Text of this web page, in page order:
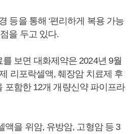
등을 통해 ‘편리하게 복용 가능
을 두고 있다.
보면 대화제약은 2024년 9월
리포락셀액, 췌장암 치료제 후
포함한 12개 개량신약 파이프라
액을 위암, 유방암, 고형암 등 3